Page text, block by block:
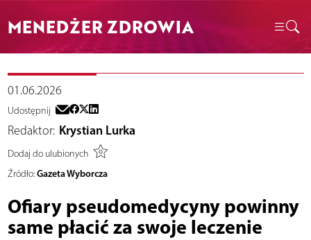
MENEDŻER ZDROWIA
01.06.2026
Udostępnij
Redaktor: Krystian Lurka
Dodaj do ulubionych
Źródło: Gazeta Wyborcza
Ofiary pseudomedycyny powinny
same płacić za swoje leczenie